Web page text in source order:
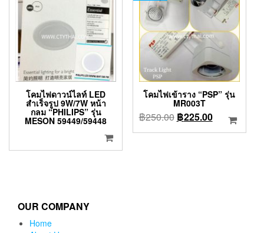
โคมไฟดาวน์ไลท์ LED
สำเร็จรูป 9W/7W หน้า
กลม “PHILIPS” รุ่น
MESON 59449/59448
โคมไฟเข้าราง “PSP” รุ่น
MR003T
฿250.00 Original
price
฿225.00Current
price
OUR COMPANY
Home